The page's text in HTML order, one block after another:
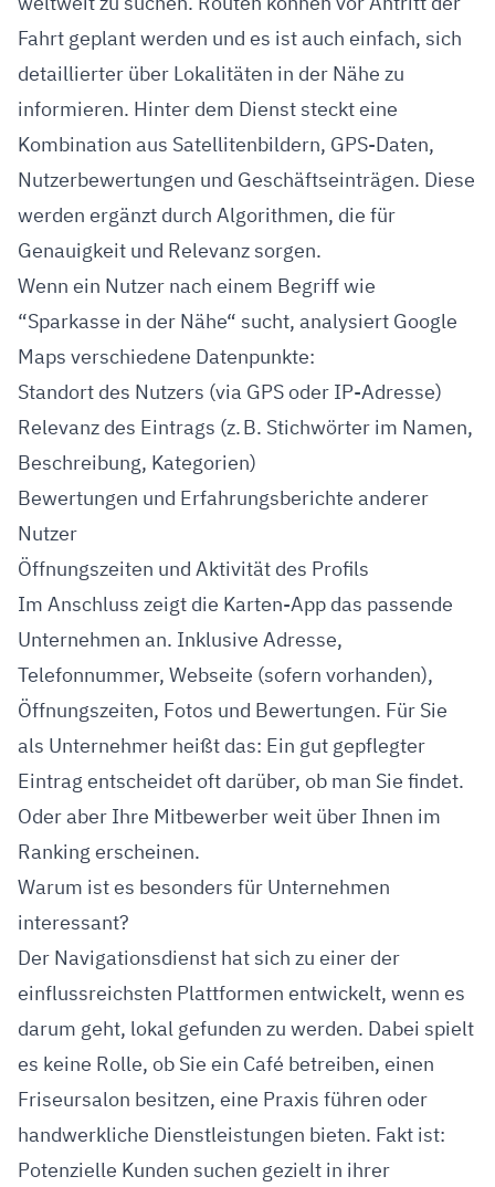
Fahrt geplant werden und es ist auch einfach, sich
detaillierter über Lokalitäten in der Nähe zu
informieren. Hinter dem Dienst steckt eine
Kombination aus Satellitenbildern, GPS-Daten,
Nutzerbewertungen und Geschäftseinträgen. Diese
werden ergänzt durch Algorithmen, die für
Genauigkeit und Relevanz sorgen.
Wenn ein Nutzer nach einem Begriff wie
“Sparkasse in der Nähe“ sucht, analysiert Google
Maps verschiedene Datenpunkte:
Standort des Nutzers (via GPS oder IP-Adresse)
Relevanz des Eintrags (z. B. Stichwörter im Namen,
Beschreibung, Kategorien)
Bewertungen und Erfahrungsberichte anderer
Nutzer
Öffnungszeiten und Aktivität des Profils
Im Anschluss zeigt die Karten-App das passende
Unternehmen an. Inklusive Adresse,
Telefonnummer, Webseite (sofern vorhanden),
Öffnungszeiten, Fotos und Bewertungen. Für Sie
als Unternehmer heißt das: Ein gut gepflegter
Eintrag entscheidet oft darüber, ob man Sie findet.
Oder aber Ihre Mitbewerber weit über Ihnen im
Ranking erscheinen.
Warum ist es besonders für Unternehmen
interessant?
Der Navigationsdienst hat sich zu einer der
einflussreichsten Plattformen entwickelt, wenn es
darum geht, lokal gefunden zu werden. Dabei spielt
es keine Rolle, ob Sie ein Café betreiben, einen
Friseursalon besitzen, eine Praxis führen oder
handwerkliche Dienstleistungen bieten. Fakt ist:
Potenzielle Kunden suchen gezielt in ihrer